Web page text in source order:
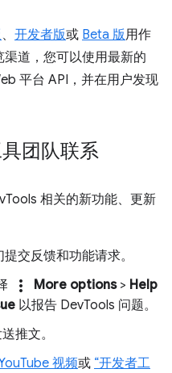
、 开发者版或 Beta 版用作
道，您可以使用最新的
平台 API，并在用户发现
团队联系
相关的新功能、更新
提交反馈和功能请求。
more_vert More options> Help
以报告 DevTools 问题。
推文。
视频或 “开发者工